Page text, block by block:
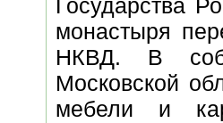
Государства
монастыря
НКВД. В
Московской
мебели и